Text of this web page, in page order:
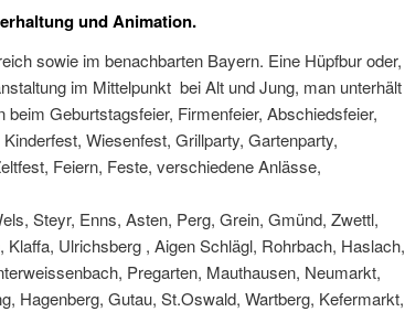
und Animation.
sowie im benachbarten Bayern. Eine Hüpfbur oder,
im Mittelpunkt bei Alt und Jung, man unterhält
Geburtstagsfeier, Firmenfeier, Abschiedsfeier,
Wiesenfest, Grillparty, Gartenparty,
Feiern, Feste, verschiedene Anlässe,
Steyr, Enns, Asten, Perg, Grein, Gmünd, Zwettl,
Klaffa, Ulrichsberg , Aigen Schlägl, Rohrbach, Haslach,
Pregarten, Mauthausen, Neumarkt,
Hagenberg, Gutau, St.Oswald, Wartberg, Kefermarkt,